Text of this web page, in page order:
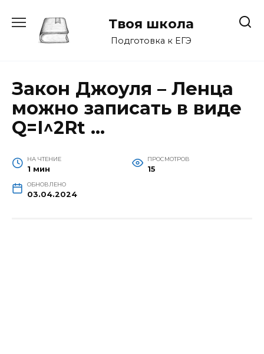
содержанию
Твоя школа
Подготовка к ЕГЭ
Закон Джоуля – Ленца
можно записать в виде
Q=I^2Rt …
НА ЧТЕНИЕ
1 мин
ПРОСМОТРОВ
15
ОБНОВЛЕНО
03.04.2024